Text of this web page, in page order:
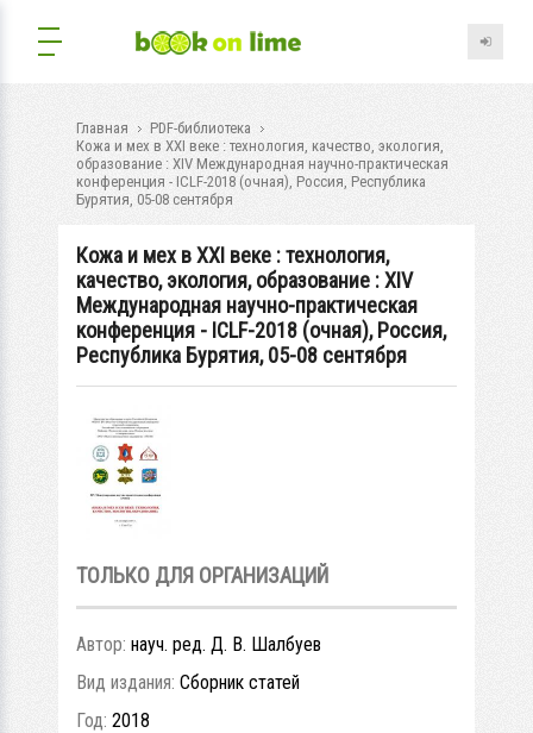
Главная
PDF-библиотека
Кожа и мех в XXI веке : технология, качество, экология,
образование : XIV Международная научно-практическая
конференция - ICLF-2018 (очная), Россия, Республика
Бурятия, 05-08 сентября
Кожа и мех в XXI веке : технология,
качество, экология, образование : XIV
Международная научно-практическая
конференция - ICLF-2018 (очная), Россия,
Республика Бурятия, 05-08 сентября
ТОЛЬКО ДЛЯ ОРГАНИЗАЦИЙ
Автор: науч. ред. Д. В. Шалбуев
Вид издания: Сборник статей
Год: 2018